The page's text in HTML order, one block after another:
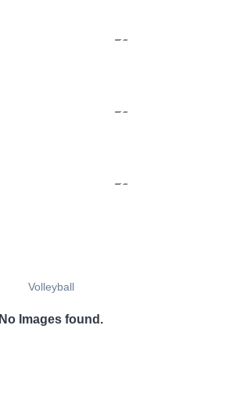
Volleyball
No Images found.